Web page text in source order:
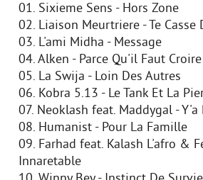
01. Sixieme Sens - Hors Zone
02. Liaison Meurtriere - Te Casse
03. L'ami Midha - Message
04. Alken - Parce Qu'il Faut
05. La Swija - Loin Des Autres
06. Kobra 5.13 - Le Tank Et La
07. Neoklash feat. Maddygal - Y'a
08. Humanist - Pour La Famille
09. Farhad feat. Kalash L'afro &
Innaretable